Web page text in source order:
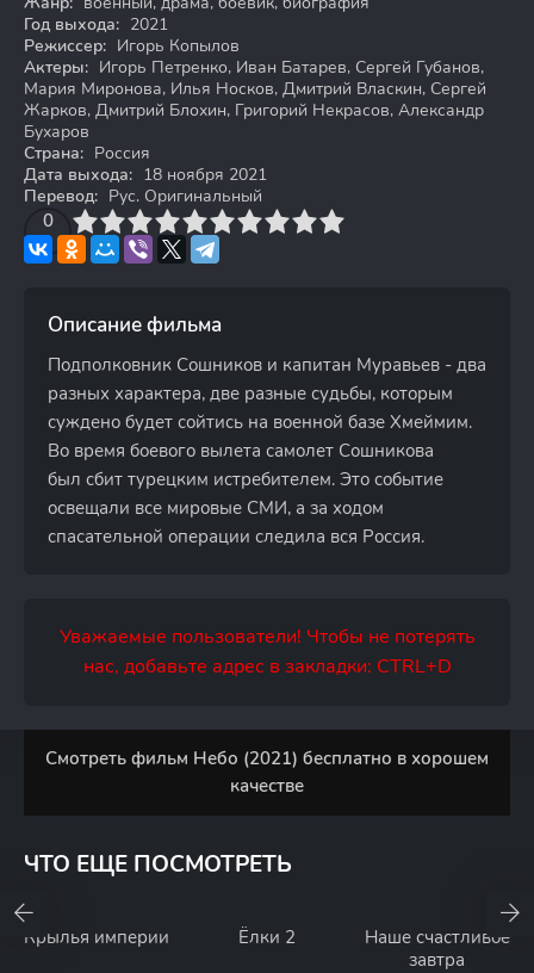
Год выхода: 2021
Режиссер: Игорь Копылов
Актеры: Игорь Петренко, Иван Батарев, Сергей Губанов,
Мария Миронова, Илья Носков, Дмитрий Власкин, Сергей
Жарков, Дмитрий Блохин, Григорий Некрасов, Александр
Бухаров
Страна: Россия
Дата выхода: 18 ноября 2021
Перевод: Рус. Оригинальный
0
4 6 7 8 9 10
Описание фильма
Подполковник Сошников и капитан Муравьев - два
разных характера, две разные судьбы, которым
суждено будет сойтись на военной базе Хмеймим.
Во время боевого вылета самолет Сошникова
был сбит турецким истребителем. Это событие
освещали все мировые СМИ, а за ходом
спасательной операции следила вся Россия.
Уважаемые пользователи! Чтобы не потерять
нас, добавьте адрес в закладки: CTRL+D
Смотреть фильм Небо (2021) бесплатно в хорошем
качестве
ЧТО ЕЩЕ ПОСМОТРЕТЬ
Крылья империи Ёлки 2
Наше счастливое
завтра